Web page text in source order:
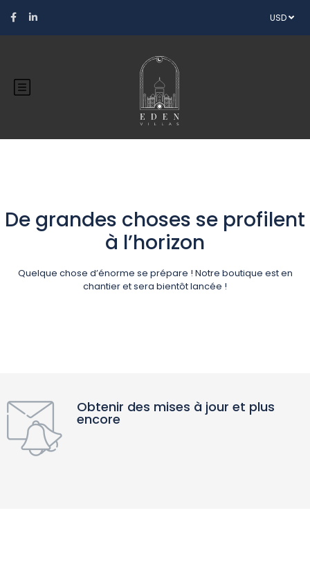
USD
De grandes choses se profilent
à l’horizon
Quelque chose d’énorme se prépare ! Notre boutique est en
chantier et sera bientôt lancée !
Obtenir des mises à jour et plus
encore